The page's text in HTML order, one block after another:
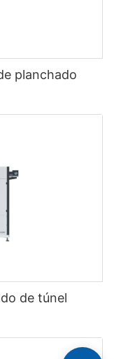
planchado
de túnel